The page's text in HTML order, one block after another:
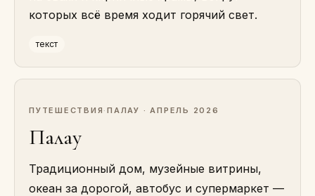
которых всё время ходит горячий свет.
текст
ПУТЕШЕСТВИЯ ·ПАЛАУ · АПРЕЛЬ 2026
Палау
Традиционный дом, музейные витрины,
океан за дорогой, автобус и супермаркет —